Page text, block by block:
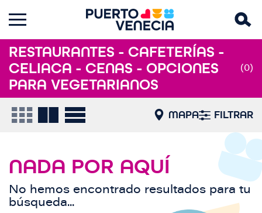
RESTAURANTES - CAFETERÍAS -
CELIACA - CENAS - OPCIONES
PARA VEGETARIANOS
(0)
MAPA FILTRAR
NADA POR AQUÍ
No hemos encontrado resultados para tu
búsqueda...